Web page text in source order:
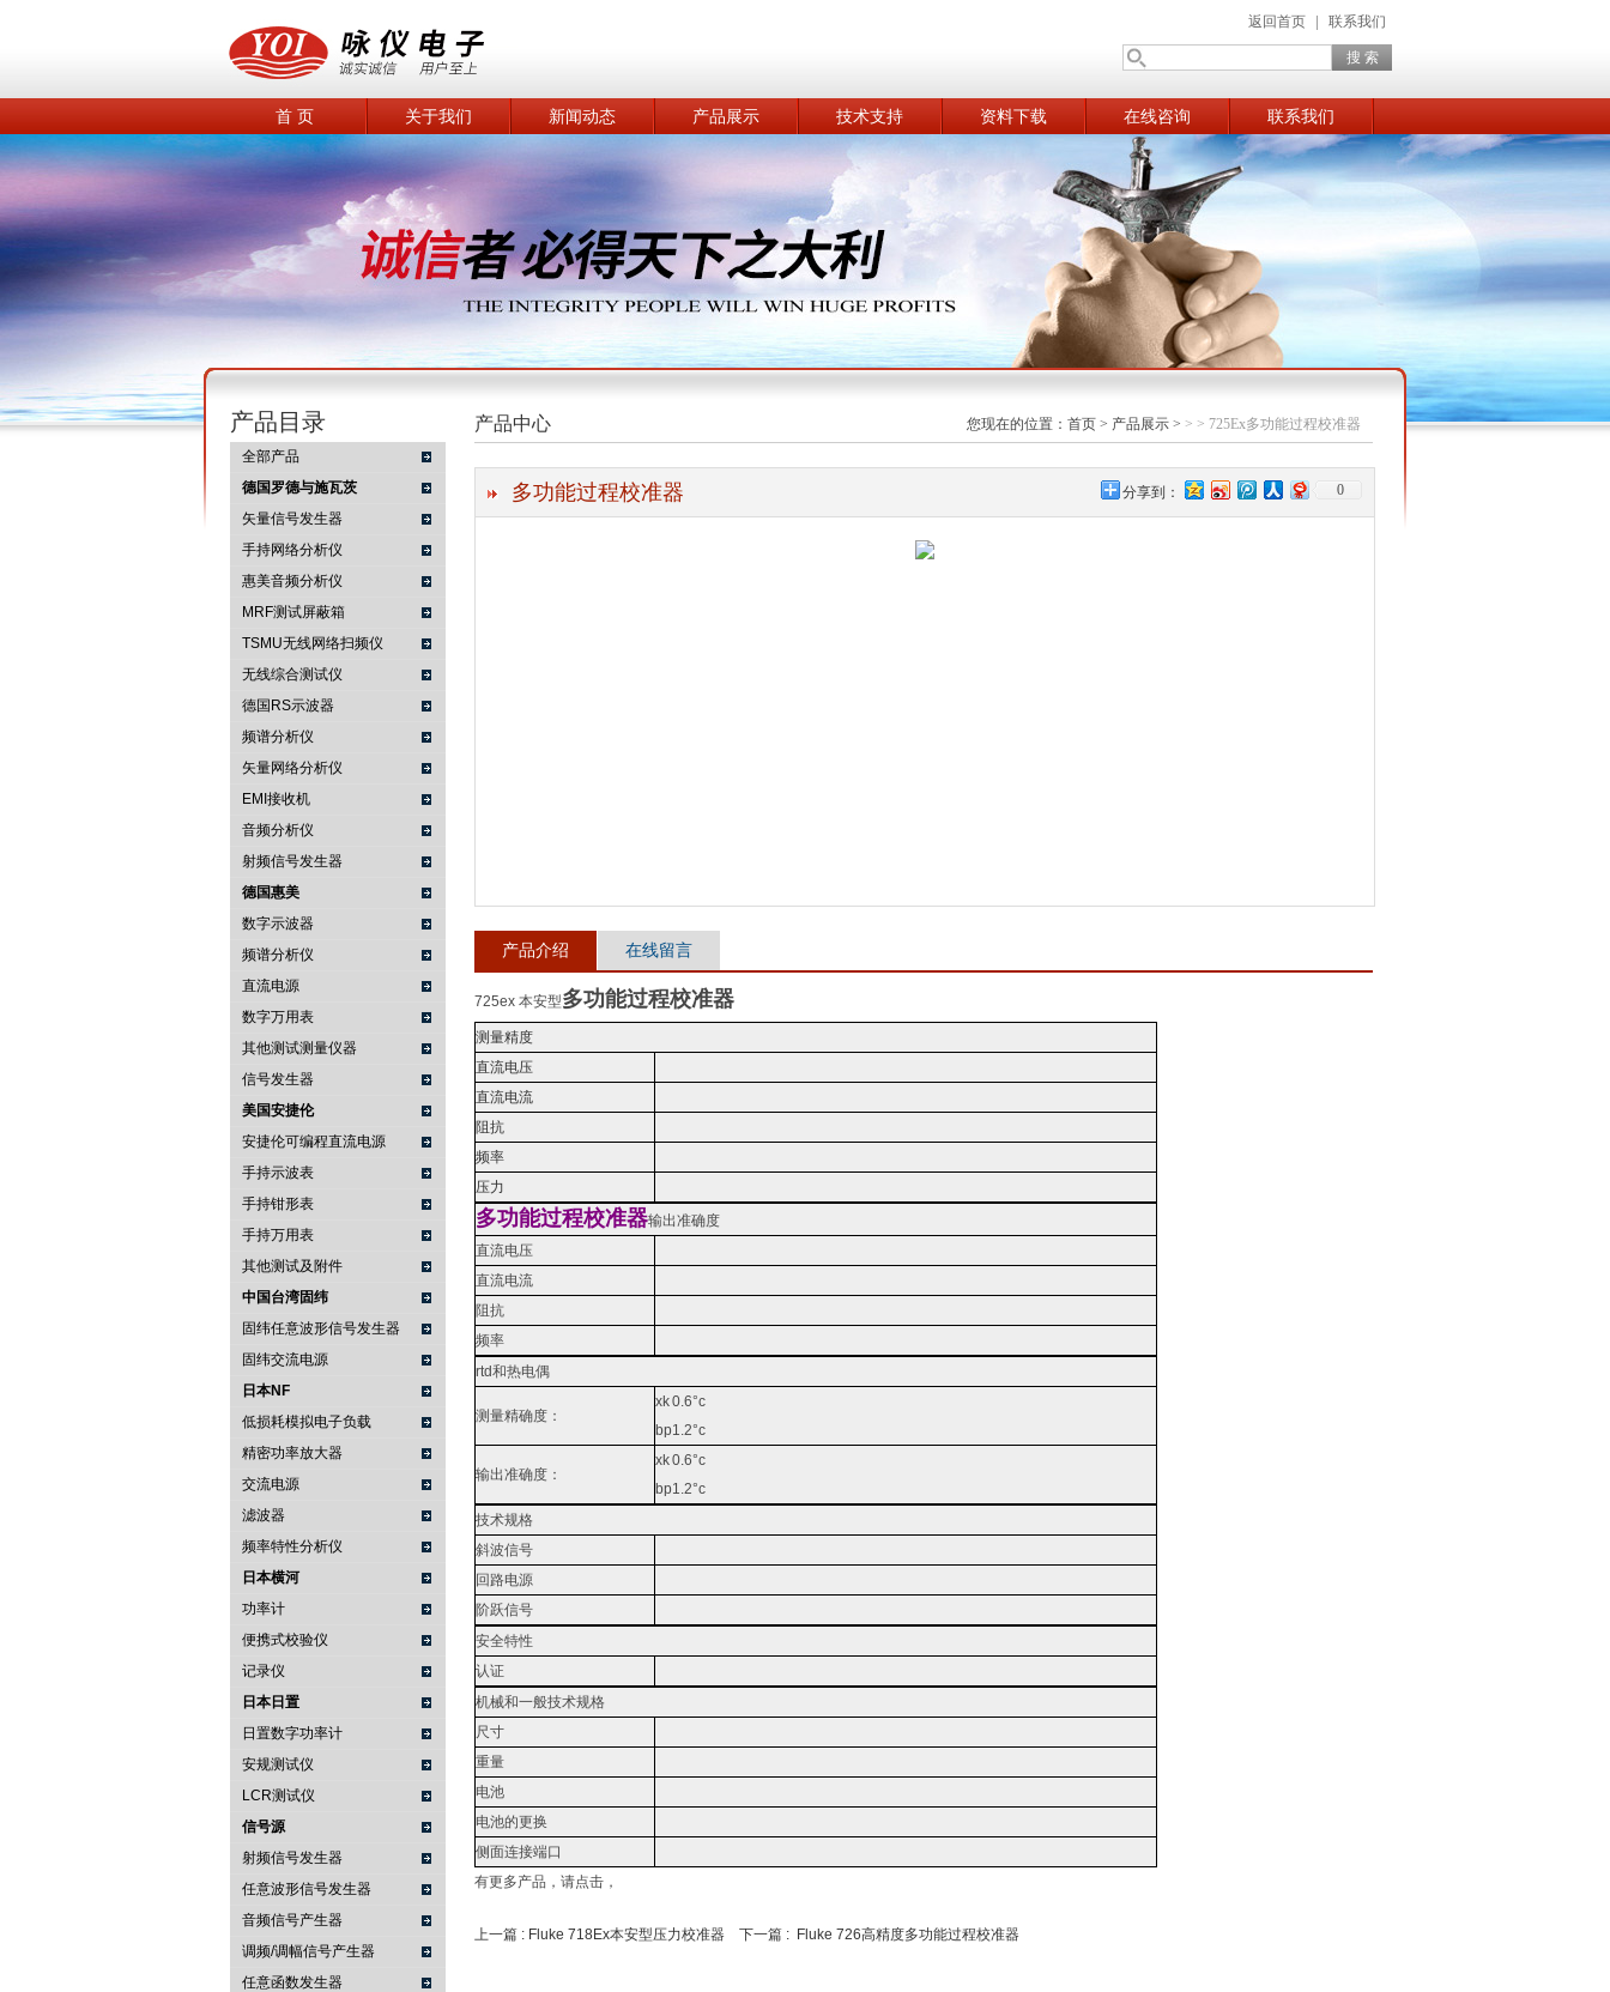
返回首页 联系我们
首 页 关于我们 新闻动态 产品展示 技术支持 资料下载 在线咨询 联系我们
产品目录
全部产品
德国罗德与施瓦茨
矢量信号发生器
手持网络分析仪
惠美音频分析仪
MRF测试屏蔽箱
TSMU无线网络扫频仪
无线综合测试仪
德国RS示波器
频谱分析仪
矢量网络分析仪
EMI接收机
音频分析仪
射频信号发生器
德国惠美
数字示波器
频谱分析仪
直流电源
数字万用表
其他测试测量仪器
信号发生器
美国安捷伦
安捷伦可编程直流电源
手持示波表
手持钳形表
手持万用表
其他测试及附件
中国台湾固纬
固纬任意波形信号发生器
固纬交流电源
日本NF
低损耗模拟电子负载
精密功率放大器
交流电源
滤波器
频率特性分析仪
日本横河
功率计
便携式校验仪
记录仪
日本日置
日置数字功率计
安规测试仪
LCR测试仪
信号源
射频信号发生器
任意波形信号发生器
音频信号产生器
调频/调幅信号产生器
任意函数发生器
产品中心 您现在的位置： 首页 > 产品展示 > > > 725Ex多功能过程校准器
多功能过程校准器 分享到： 0
产品介绍 在线留言
725ex 本安型多功能过程校准器
测量精度
直流电压
直流电流
阻抗
频率
压力
多功能过程校准器输出准确度
直流电压
直流电流
阻抗
频率
rtd和热电偶
测量精确度：
xk0.6°c
bp1.2°c
输出准确度：
xk0.6°c
bp1.2°c
技术规格
斜波信号
回路电源
阶跃信号
安全特性
认证
机械和一般技术规格
尺寸
重量
电池
电池的更换
侧面连接端口
有更多产品，请点击，
上一篇 : Fluke 718Ex本安型压力校准器 下一篇 : Fluke 726高精度多功能过程校准器